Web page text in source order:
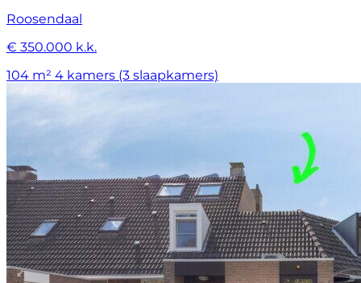
Roosendaal
€ 350.000 k.k.
104 m² 4 kamers (3 slaapkamers)